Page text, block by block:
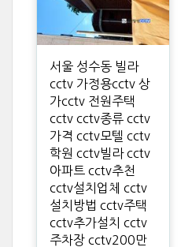
서울 성수동 빌라
cctv 가정용cctv 상
가cctv 전원주택
cctv cctv종류 cctv
가격 cctv모텔 cctv
학원 cctv빌라 cctv
아파트 cctv추천
cctv설치업체 cctv
설치방법 cctv주택
cctv추가설치 cctv
주차장 cctv200만